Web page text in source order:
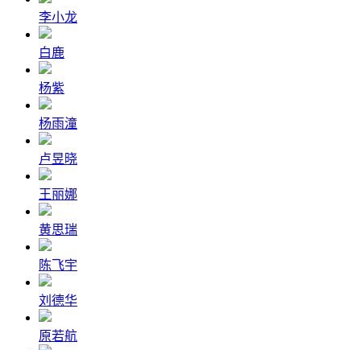
李小龙
白鹿
杨紫
杨雨潼
卢昱晓
王丽娜
黄思瑞
陈飞宇
刘德华
原若航